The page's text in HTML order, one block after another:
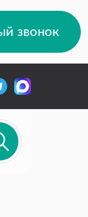
звонок